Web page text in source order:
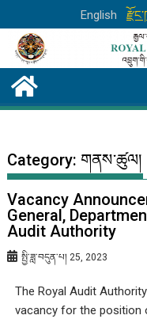
English
Category: གནས་ཚུལ།
Vacancy
General,
Audit Authority
སྤྱི་ཟླ་བདུན་པ། 25, 2023
The Royal Audit
vacancy for the position